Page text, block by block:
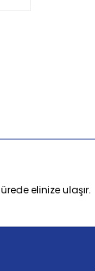
elinize ulaşır.